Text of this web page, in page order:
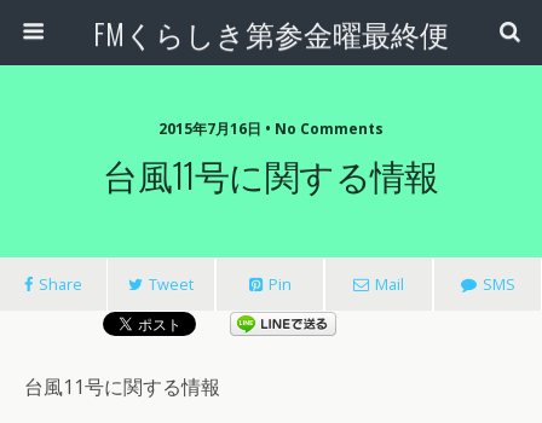
FMくらしき第参金曜最終便
2015年7月16日 • No Comments
台風11号に関する情報
Share Tweet Pin Mail SMS
台風11号に関する情報